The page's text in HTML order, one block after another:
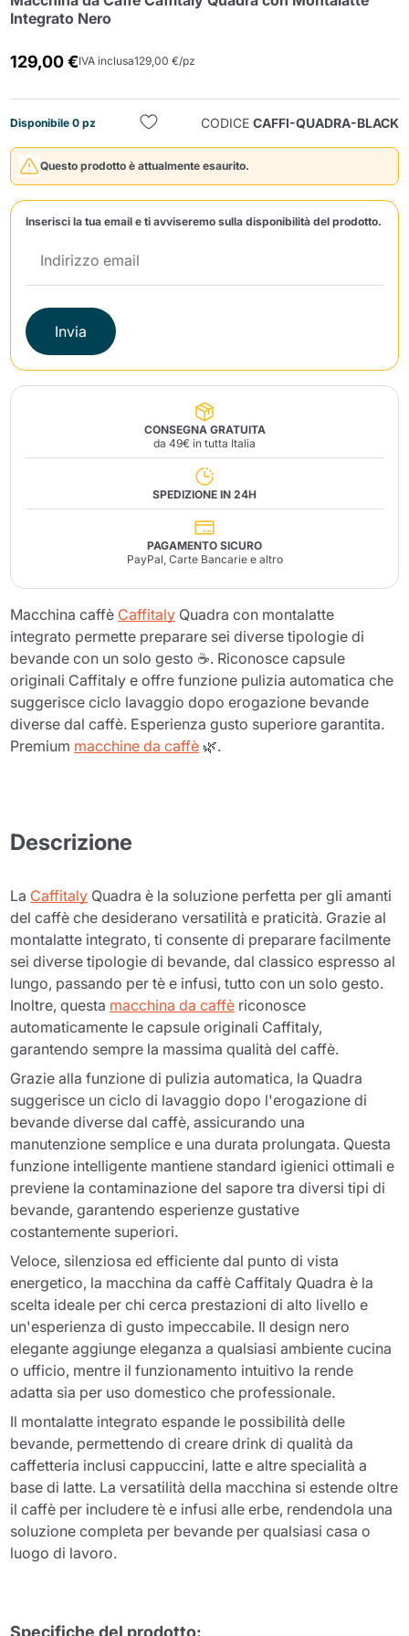
Integrato Nero
129,00 €IVA inclusa129,00 €/pz
Disponibile 0 pz CODICE CAFFI-QUADRA-BLACK
Questo prodotto è attualmente esaurito.
Inserisci la tua email e ti avviseremo sulla disponibilità del prodotto.
Invia
CONSEGNA GRATUITA
da 49€ in tutta Italia
SPEDIZIONE IN 24H
PAGAMENTO SICURO
PayPal, Carte Bancarie e altro
Macchina caffè Caffitaly Quadra con montalatte
integrato permette preparare sei diverse tipologie di
bevande con un solo gesto ☕. Riconosce capsule
originali Caffitaly e offre funzione pulizia automatica che
suggerisce ciclo lavaggio dopo erogazione bevande
diverse dal caffè. Esperienza gusto superiore garantita.
Premium macchine da caffè 🌿.
Descrizione
La Caffitaly Quadra è la soluzione perfetta per gli amanti
del caffè che desiderano versatilità e praticità. Grazie al
montalatte integrato, ti consente di preparare facilmente
sei diverse tipologie di bevande, dal classico espresso al
lungo, passando per tè e infusi, tutto con un solo gesto.
Inoltre, questa macchina da caffè riconosce
automaticamente le capsule originali Caffitaly,
garantendo sempre la massima qualità del caffè.
Grazie alla funzione di pulizia automatica, la Quadra
suggerisce un ciclo di lavaggio dopo l'erogazione di
bevande diverse dal caffè, assicurando una
manutenzione semplice e una durata prolungata. Questa
funzione intelligente mantiene standard igienici ottimali e
previene la contaminazione del sapore tra diversi tipi di
bevande, garantendo esperienze gustative
costantemente superiori.
Veloce, silenziosa ed efficiente dal punto di vista
energetico, la macchina da caffè Caffitaly Quadra è la
scelta ideale per chi cerca prestazioni di alto livello e
un'esperienza di gusto impeccabile. Il design nero
elegante aggiunge eleganza a qualsiasi ambiente cucina
o ufficio, mentre il funzionamento intuitivo la rende
adatta sia per uso domestico che professionale.
Il montalatte integrato espande le possibilità delle
bevande, permettendo di creare drink di qualità da
caffetteria inclusi cappuccini, latte e altre specialità a
base di latte. La versatilità della macchina si estende oltre
il caffè per includere tè e infusi alle erbe, rendendola una
soluzione completa per bevande per qualsiasi casa o
luogo di lavoro.
Specifiche del prodotto:
Invia